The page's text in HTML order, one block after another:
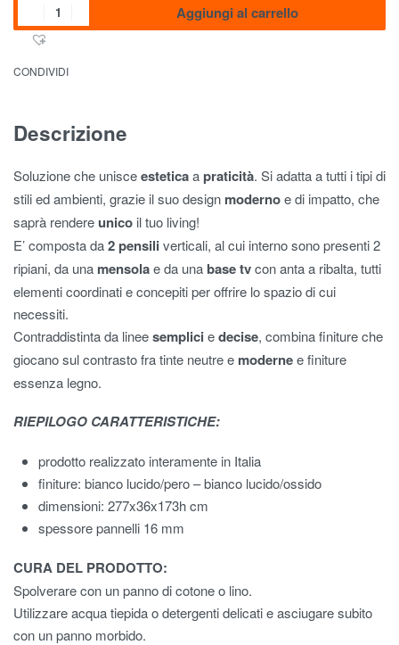
Aggiungi al carrello
CONDIVIDI
Descrizione
Soluzione che unisceesteticaapraticità. Si adatta a tutti i tipi di
stili ed ambienti, grazie il suo design modernoe di impatto, che
saprà rendereunico il tuo living!
E’ composta da2 pensili verticali, al cui interno sono presenti 2
ripiani, da una mensolae da una base tvcon anta a ribalta, tutti
elementi coordinati e concepiti per offrire lo spazio di cui
necessiti.
Contraddistinta da lineesemplici edecise, combina finiture che
giocano sul contrasto fra tinte neutre e modernee finiture
essenza legno.
RIEPILOGO CARATTERISTICHE:
prodotto realizzato interamente in Italia
finiture: bianco lucido/pero – bianco lucido/ossido
dimensioni: 277x36x173h cm
spessore pannelli 16 mm
CURA DEL PRODOTTO:
Spolverare con un panno di cotone o lino.
Utilizzare acqua tiepida o detergenti delicati e asciugare subito
con un panno morbido.